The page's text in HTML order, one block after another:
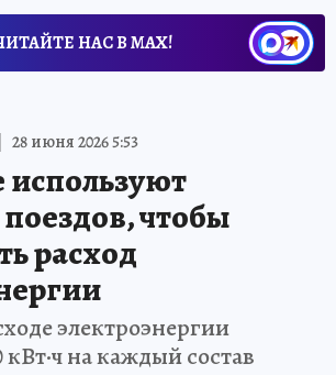
НАС В МАХ!
28 июня 2026 5:53
чтобы
расход
электроэнергии
кВт·ч на каждый состав